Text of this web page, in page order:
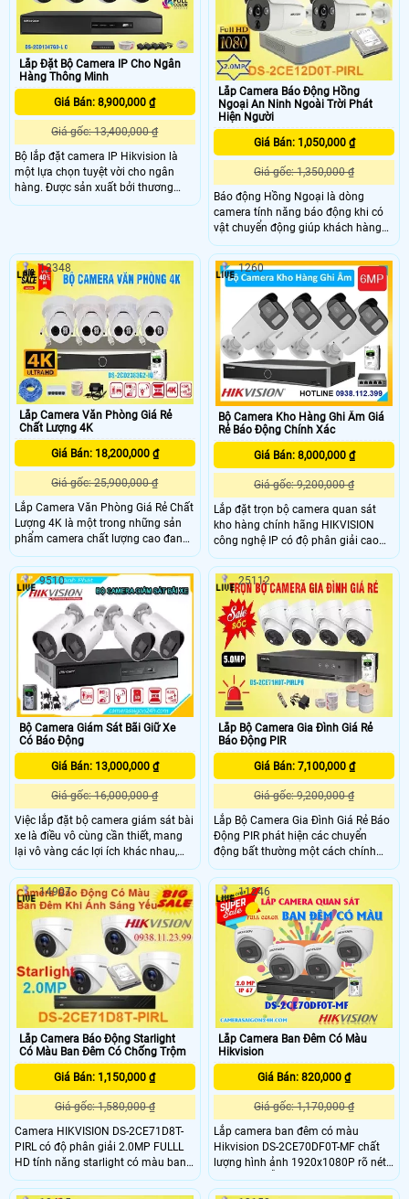
Lắp Đặt Bộ Camera IP Cho Ngân
Hàng Thông Minh
Giá Bán: 8,900,000 ₫
Giá gốc: 13,400,000 ₫
Bộ lắp đặt camera IP Hikvision là
một lựa chọn tuyệt vời cho ngân
hàng. Được sản xuất bởi thương
hiệu Việt chất lượng cao, bộ camera
năng báo động chuyển động hiệu
quả mọi lúc, giúp đảm bảo an ninh
cho ngân hàng
Lắp Camera Báo Động Hồng
Ngoại An Ninh Ngoài Trời Phát
Hiện Người
Giá Bán: 1,050,000 ₫
Giá gốc: 1,350,000 ₫
Báo động Hồng Ngoại là dòng
camera tính năng báo động khi có
vật chuyển động giúp khách hàng
nhằm kịp thời phát hiện các vật xảy
ra tại khu vực mình quan sát ,
camera DS-2CE12D0T-PIRL có độ
phân giải 2.0MP FULL HD chịu mưa
nắng ngoài trời đảm bảo an ninh từ
ngoài vào trong rất phù hợp cho
khách hàng lắp các dòng camera
an ninh ngoài trời , khu phố , ngoài
trời gia đình , kho xưởng , nhà xưởng
, bãi xe
Lắp Camera Văn Phòng Giá Rẻ
Chất Lượng 4K
Giá Bán: 18,200,000 ₫
Giá gốc: 25,900,000 ₫
Lắp Camera Văn Phòng Giá Rẻ Chất
Lượng 4K là một trong những sản
phẩm camera chất lượng cao đang
được nhiều người dùng lựa chọn
hàng đầu với độ phân giải 8.0MP
hình ảnh giám sát cực nét, trang bị
công nghệ phát hiện chuyển động
chống báo động giả, phân biệt được
người và phương tiện dễ dàng, hỗ
trợ khả năng quan sát ban đêm rõ
12348
Bộ Camera Kho Hàng Ghi Âm Giá
Rẻ Báo Động Chính Xác
Giá Bán: 8,000,000 ₫
Giá gốc: 9,200,000 ₫
Lắp đặt trọn bộ camera quan sát
kho hàng chính hãng HIKVISION
công nghệ IP có độ phân giải cao
lên đến 6MP DS-2CD1T63G2-LIUF là
sự lựa chọn hàng đầu cho hệ thống
giám sát an ninh chất lượng cao
mang đến hình ảnh sắc nét và chi
tiết, giúp bạn theo dõi mọi hoạt
động trong kho hàng một cách dễ
dàng.
1260
Bộ Camera Giám Sát Bãi Giữ Xe
Có Báo Động
Giá Bán: 13,000,000 ₫
Giá gốc: 16,000,000 ₫
Việc lắp đặt bộ camera giám sát bài
xe là điều vô cùng cần thiết, mang
lại vô vàng các lợi ích khác nhau,
như bảo vệ an ninh, bảo vệ và giám
sát lượng xe ra vào bãi xe một cách
rõ ràng. Với bộ camera giám sát bãi
xe Hikvision DS-2CD2023G2-IU với
độ phân giải cao lên đến 2MP, có thể
nhìn hồng ngoại vào ban đêm lên
đến 50M,Hỗ trợ Chống báo động giả
bằng cách phân biệt được người, xe
với các yếu tố gây báo động giả
khác (như vật nuôi, lá cây,
9510
Lắp Bộ Camera Gia Đình Giá Rẻ
Báo Động PIR
Giá Bán: 7,100,000 ₫
Giá gốc: 9,200,000 ₫
Lắp Bộ Camera Gia Đình Giá Rẻ Báo
Động PIR phát hiện các chuyển
động bất thường một cách chính
xác, camera với cảm biến CMOS độ
phân giải 5.0MP, hồng ngoại EXIR
20M cung cấp hình ảnh giám sát vô
cùng chất lượng giúp bảo vệ an
toàn cho gia đình bạn một cách tốt
nhất
25112
Lắp Camera Báo Động Starlight
Có Màu Ban Đêm Có Chống Trộm
Giá Bán: 1,150,000 ₫
Giá gốc: 1,580,000 ₫
Camera HIKVISION DS-2CE71D8T-
PIRL có độ phân giải 2.0MP FULLL
HD tính năng starlight có màu ban
đêm khi ánh sáng yếu kèm hồng
ngoại báo động khi có chuyển động
14907
Lắp Camera Ban Đêm Có Màu
Hikvision
Giá Bán: 820,000 ₫
Giá gốc: 1,170,000 ₫
Lắp camera ban đêm có màu
Hikvision DS-2CE70DF0T-MF chất
lượng hình ảnh 1920x1080P rõ nét,
sáng đẹp, hỗ trợ led trợ sáng tầm xa
20m và nhấp nháy đèn khi báo
11246